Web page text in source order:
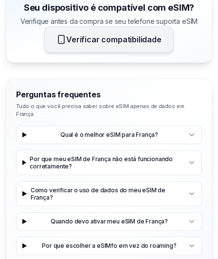
Seu dispositivo é compatível com eSIM?
Verifique antes da compra se seu telefone suporta eSIM
Verificar compatibilidade
Perguntas frequentes
Tudo o que você precisa saber sobre eSIM apenas de dados em
França
Qual é o melhor eSIM para França?
Por que meu eSIM de França não está funcionando
corretamente?
Como verificar o uso de dados do meu eSIM de
França?
Quando devo ativar meu eSIM de França?
Por que escolher a eSIMfo em vez do roaming?